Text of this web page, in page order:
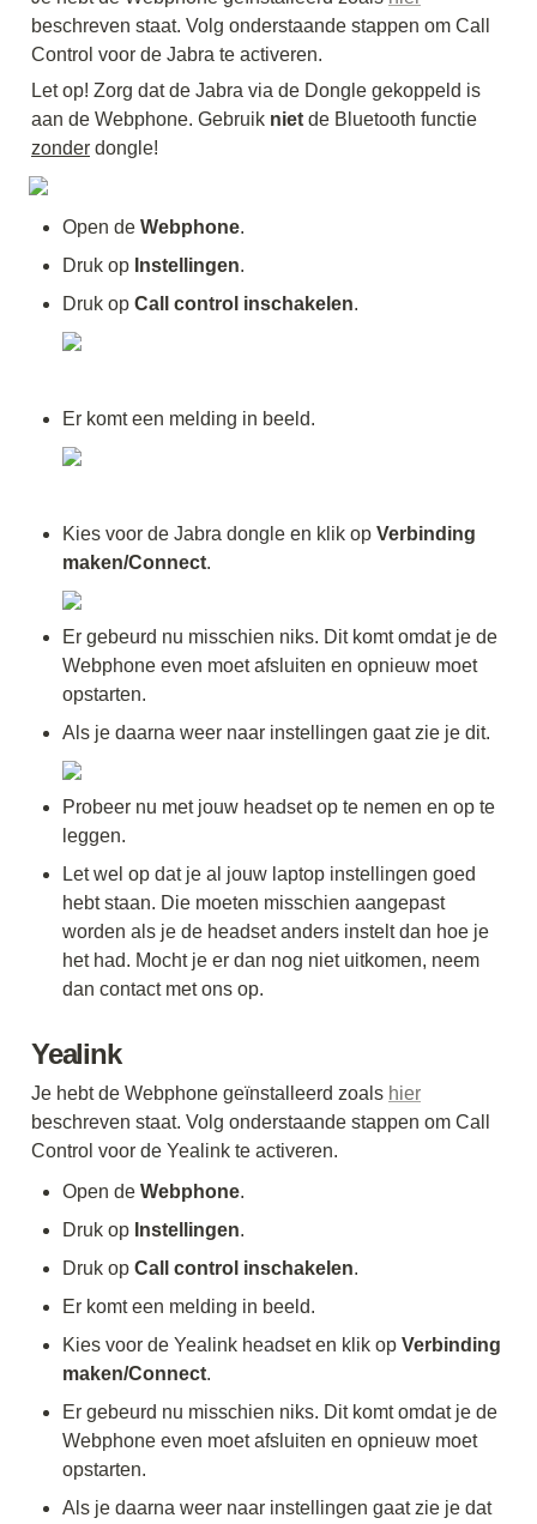
beschreven staat. Volg onderstaande stappen om Call
Control voor de Jabra te activeren.
Let op! Zorg dat de Jabra via de Dongle gekoppeld is
aan de Webphone. Gebruik niet
zonder dongle!
Open de Webphone.
Druk op Instellingen.
Druk op Call control inschakelen.
Er komt een melding in beeld.
Kies voor de Jabra dongle en klik op Verbinding
maken/Connect.
Er gebeurd nu misschien niks. Dit komt omdat je de
Webphone even moet afsluiten en opnieuw moet
opstarten.
Als je daarna weer naar instellingen gaat zie je dit.
Probeer nu met jouw headset op te nemen en op te
leggen.
Let wel op dat je al jouw laptop instellingen goed
hebt staan. Die moeten misschien aangepast
worden als je de headset anders instelt dan hoe je
het had. Mocht je er dan nog niet uitkomen, neem
dan contact met ons op.
Yealink
Je hebt de Webphone geïnstalleerd zoals hier
beschreven staat. Volg onderstaande stappen om Call
Control voor de Yealink te activeren.
Open de Webphone.
Druk op Instellingen.
Druk op Call control inschakelen.
Er komt een melding in beeld.
Kies voor de Yealink headset en klik op Verbinding
maken/Connect.
Er gebeurd nu misschien niks. Dit komt omdat je de
Webphone even moet afsluiten en opnieuw moet
opstarten.
Als je daarna weer naar instellingen gaat zie je dat